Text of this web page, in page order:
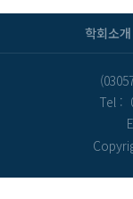
학회소개
Tel :